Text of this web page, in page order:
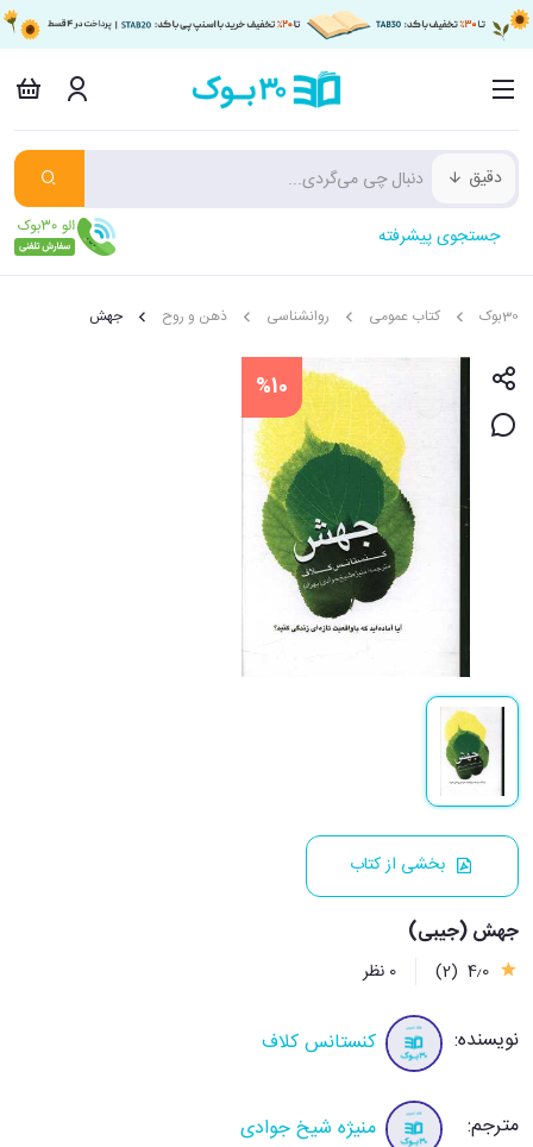
دقیق
جستجوی پیشرفته
30بوک کتاب عمومی روانشناسی ذهن و روح جهش
%10
بخشی از کتاب
جهش (جیبی)
4٫0 (2) 0 نظر
نویسنده: کنستانس کلاف
مترجم: منیژه شیخ جوادی